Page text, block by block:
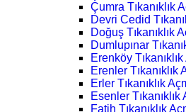
Çumra Tıkanıklık
Devri Cedid
Doğuş Tıkanıklık
Dumlupınar
Erenköy
Erenler Tıkanıklık
Erler Tıkanıklık
Esenler Tıkanıklık
Fatih Tıkanıklık